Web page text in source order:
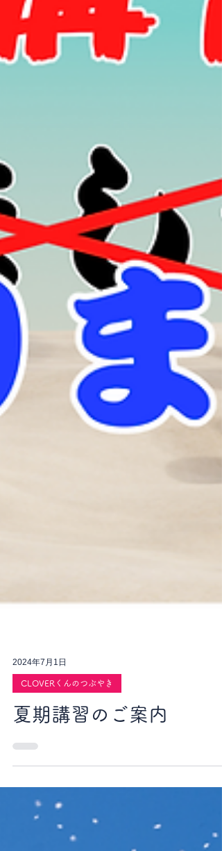
2024年7月1日
CLOVERくんのつぶやき
夏期講習のご案内